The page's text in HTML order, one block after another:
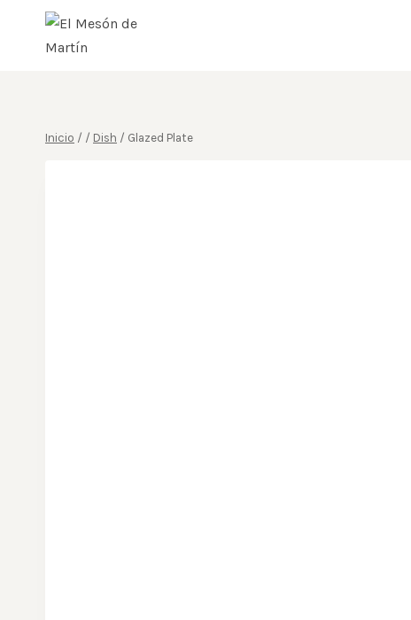
Inicio / / Dish / Glazed Plate